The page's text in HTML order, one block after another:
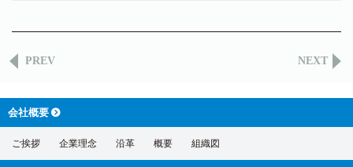
PREV NEXT
会社概要
ご挨拶 企業理念 沿革 概要 組織図